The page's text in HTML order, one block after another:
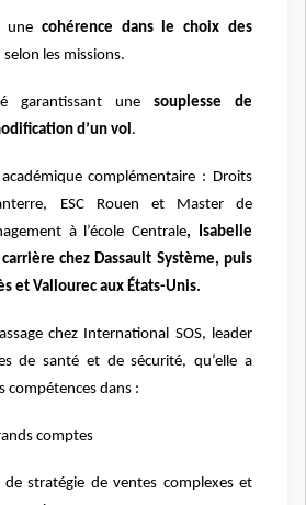
une cohérence dans le choix des
selon les missions.
garantissant une souplesse de
d’un vol.
complémentaire : Droits
ESC Rouen et Master de
à l’école Centrale, Isabelle
chez Dassault Système, puis
et Vallourec aux États-Unis.
chez International SOS, leader
de santé et de sécurité, qu’elle a
compétences dans :
comptes
stratégie de ventes complexes et